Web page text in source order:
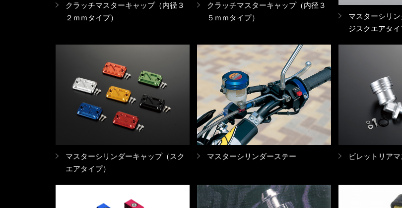
クラッチマスターキャップ（内径３
２ｍｍタイプ）
クラッチマスターキャップ（内径３
５ｍｍタイプ）
マスターシリ
ジスクエアタイ
マスターシリンダーキャップ（スク
エアタイプ）
マスターシリンダーステー ビレットリア